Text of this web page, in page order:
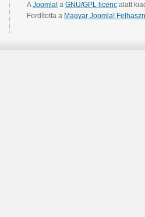
AJoomla! a GNU/GPL licenc alatt
Fordította a Magyar Joomla!